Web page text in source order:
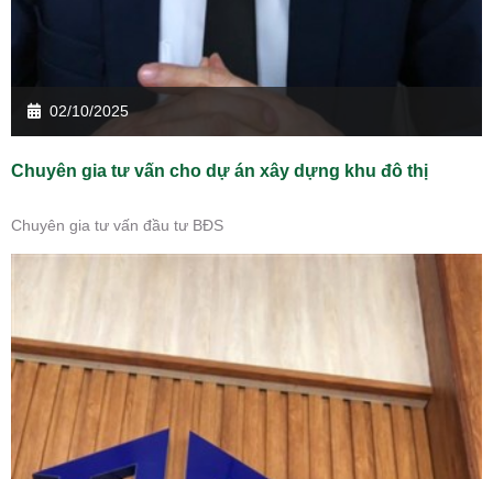
02/10/2025
Chuyên gia tư vấn cho dự án xây dựng khu đô thị
Chuyên gia tư vấn đầu tư BĐS